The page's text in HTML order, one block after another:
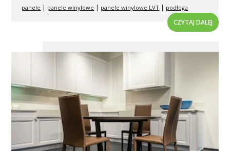
panele panele winylowe panele winylowe LVT podłoga
CZYTAJ DALEJ